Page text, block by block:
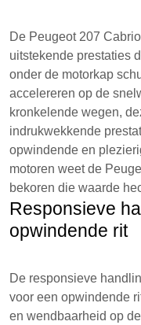
De Peugeot 207
uitstekende prestaties
onder de motorkap
accelereren op de
kronkelende wegen,
indrukwekkende
opwindende en
motoren weet de
bekoren die waarde
Responsieve
opwindende rit
De responsieve
voor een opwindende
en wendbaarheid op